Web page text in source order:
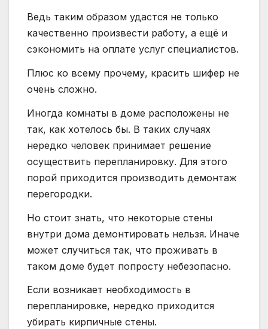
Ведь таким образом удастся не только
качественно произвести работу, а ещё и
сэкономить на оплате услуг специалистов.
Плюс ко всему прочему, красить шифер не
очень сложно.
Иногда комнаты в доме расположены не
так, как хотелось бы. В таких случаях
нередко человек принимает решение
осуществить перепланировку. Для этого
порой приходится производить демонтаж
перегородки.
Но стоит знать, что некоторые стены
внутри дома демонтировать нельзя. Иначе
может случиться так, что проживать в
таком доме будет попросту небезопасно.
Если возникает необходимость в
перепланировке, нередко приходится
убирать кирпичные стены.